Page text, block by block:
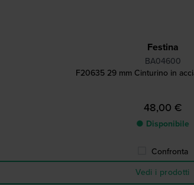
Festina
BA04600
F20635 29 mm Cinturino in
48,00 €
● Disponibile
Confronta
Vedi i prodotti